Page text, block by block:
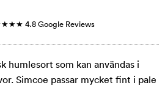
4.8 Google Reviews
humlesort som kan användas i
Simcoe passar mycket fint i pale